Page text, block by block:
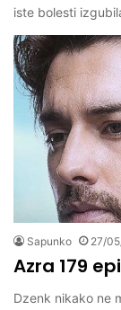
iste bolesti
Sapunko 27/
Azra 179
Dzenk nikako ne